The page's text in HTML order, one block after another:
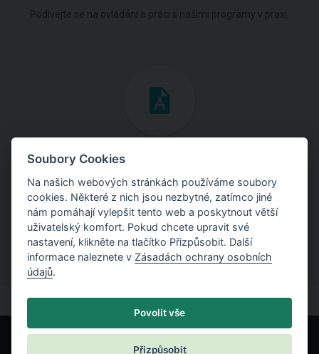
Inženýrské manuály
Stáhněte si manuály s teoretickými i praktickými ukázkami
použití programů.
Soubory Cookies
Na našich webových stránkách používáme soubory
cookies. Některé z nich jsou nezbytné, zatímco jiné
nám pomáhají vylepšit tento web a poskytnout větší
uživatelský komfort. Pokud chcete upravit své
nastavení, klikněte na tlačítko Přizpůsobit. Další
informace naleznete v Zásadách ochrany osobních
údajů.
Povolit vše
Přizpůsobit